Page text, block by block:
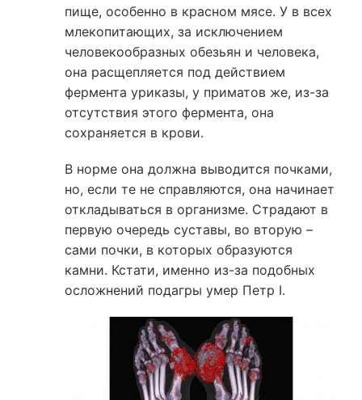
пище, особенно в красном мясе. У в всех
млекопитающих, за исключением
человекообразных обезьян и человека,
она расщепляется под действием
фермента уриказы, у приматов же, из-за
отсутствия этого фермента, она
сохраняется в крови.
В норме она должна выводится почками,
но, если те не справляются, она начинает
откладываться в организме. Страдают в
первую очередь суставы, во вторую –
сами почки, в которых образуются
камни. Кстати, именно из-за подобных
осложнений подагры умер Петр I.